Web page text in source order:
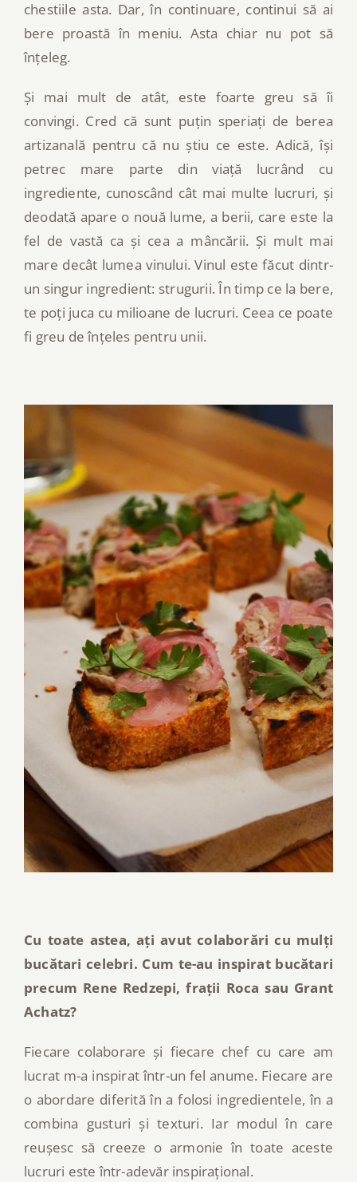
chestiile asta. Dar, în continuare, continui să ai
bere proastă în meniu. Asta chiar nu pot să
înțeleg.
Și mai mult de atât, este foarte greu să îi
convingi. Cred că sunt puțin speriați de berea
artizanală pentru că nu știu ce este. Adică, își
petrec mare parte din viață lucrând cu
ingrediente, cunoscând cât mai multe lucruri, și
deodată apare o nouă lume, a berii, care este la
fel de vastă ca și cea a mâncării. Și mult mai
mare decât lumea vinului. Vinul este făcut dintr-
un singur ingredient: strugurii. În timp ce la bere,
te poți juca cu milioane de lucruri. Ceea ce poate
fi greu de înțeles pentru unii.
Cu toate astea, ați avut colaborări cu mulți
bucătari celebri. Cum te-au inspirat bucătari
precum Rene Redzepi, frații Roca sau Grant
Achatz?
Fiecare colaborare și fiecare chef cu care am
lucrat m-a inspirat într-un fel anume. Fiecare are
o abordare diferită în a folosi ingredientele, în a
combina gusturi și texturi. Iar modul în care
reușesc să creeze o armonie în toate aceste
lucruri este într-adevăr inspirațional.